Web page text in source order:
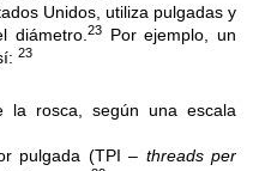
Unidos, utiliza pulgadas y
diámetro. 23
Por ejemplo, un
23
la rosca, según una escala
pulgada (TPI – threads per